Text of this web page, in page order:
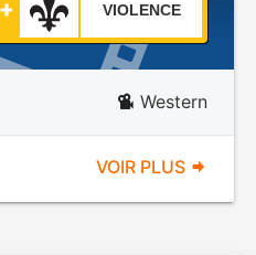
VIOLENCE
Western
VOIR PLUS